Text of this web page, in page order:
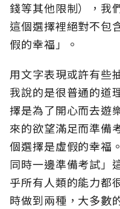
錢等其他限制），我
這個選擇裡絕對不包
假的幸福」。
用文字表現或許有些
我說的是很普通的道
擇是為了開心而去遊
來的欲望滿足而準備
個選擇是虛假的幸福
同時一邊準備考試」
乎所有人類的能力都
時做到兩種，大多數